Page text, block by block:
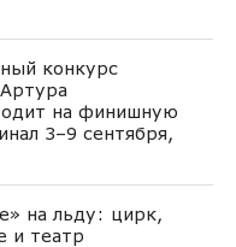
конкурс
на финишную
3–9 сентября,
на льду: цирк,
и театр